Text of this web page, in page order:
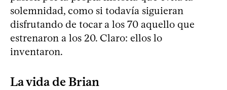
solemnidad, como si todavía siguieran
disfrutando de tocar a los 70 aquello que
estrenaron a los 20. Claro: ellos lo
inventaron.
La vida de Brian